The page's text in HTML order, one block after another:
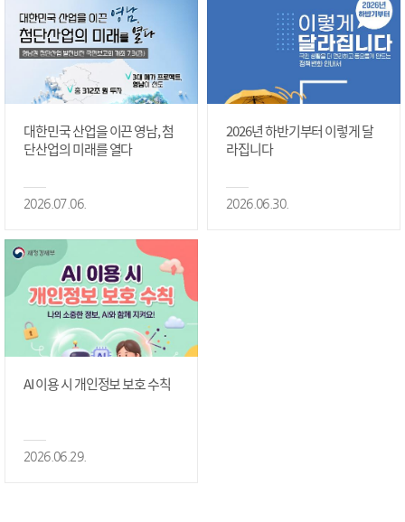
대한민국 산업을 이끈 영남, 첨
단산업의 미래를 열다
2026.07.06.
2026년 하반기부터 이렇게 달
라집니다
2026.06.30.
AI 이용 시 개인정보 보호 수칙
2026.06.29.